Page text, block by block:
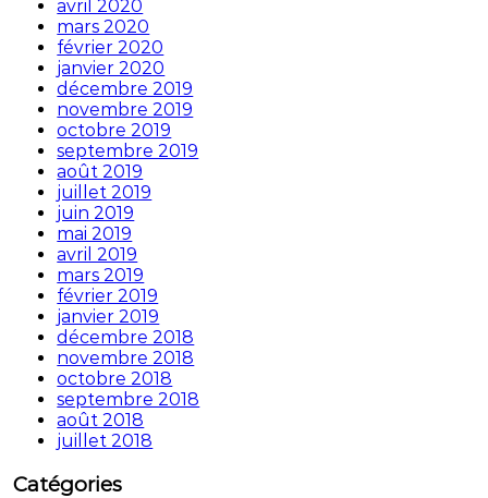
avril 2020
mars 2020
février 2020
janvier 2020
décembre 2019
novembre 2019
octobre 2019
septembre 2019
août 2019
juillet 2019
juin 2019
mai 2019
avril 2019
mars 2019
février 2019
janvier 2019
décembre 2018
novembre 2018
octobre 2018
septembre 2018
août 2018
juillet 2018
Catégories